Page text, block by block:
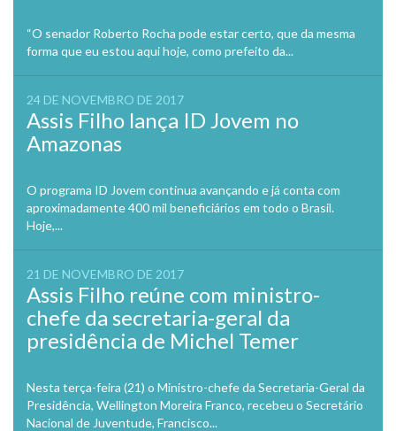
“O senador Roberto Rocha pode estar certo, que da mesma
forma que eu estou aqui hoje, como prefeito da...
24 DE NOVEMBRO DE 2017
Assis Filho lança ID Jovem no
Amazonas
O programa ID Jovem continua avançando e já conta com
aproximadamente 400 mil beneficiários em todo o Brasil.
Hoje,...
21 DE NOVEMBRO DE 2017
Assis Filho reúne com ministro-
chefe da secretaria-geral da
presidência de Michel Temer
Nesta terça-feira (21) o Ministro-chefe da Secretaria-Geral da
Presidência, Wellington Moreira Franco, recebeu o Secretário
Nacional de Juventude, Francisco...